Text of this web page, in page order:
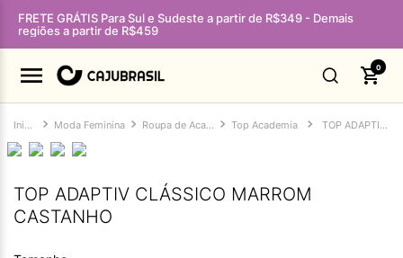
FRETE GRÁTIS Para Sul e Sudeste a partir de R$349 - Demais
regiões a partir de R$459
0
Moda Feminina Roupa de Academia Feminina Top Academia TOP ADAPTIV CLÁSSICO MARROM CASTANHO
TOP ADAPTIV CLÁSSICO MARROM
CASTANHO